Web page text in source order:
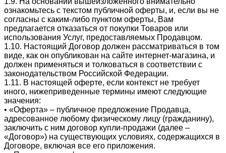
ознакомьтесь с текстом публичной оферты, и, если вы не
согласны с каким-либо пунктом оферты, Вам
предлагается отказаться от покупки Товаров или
использования Услуг, предоставляемых Продавцом.
1.10. Настоящий Договор должен рассматриваться в том
виде, как он опубликован на сайте интернет-магазина, и
должен применяться и толковаться в соответствии с
законодательством Российской Федерации.
1.11. В настоящей оферте, если контекст не требует
иного, нижеприведенные термины имеют следующие
значения:
• «Оферта» – публичное предложение Продавца,
адресованное любому физическому лицу (гражданину),
заключить с ним договор купли-продажи (далее –
«Договор») на существующих условиях, содержащихся в
Договоре, включая все его приложения.